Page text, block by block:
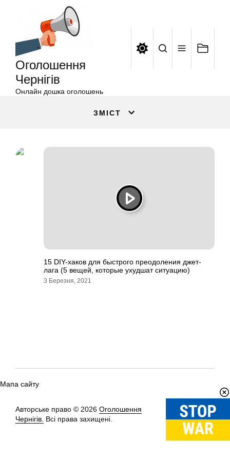
Оголошення
Чернігів
Онлайн дошка оголошень
ЗМІСТ
15 DIY-хаков для быстрого преодоления джет-
лага (5 вещей, которые ухудшат ситуацию)
3 Березня, 2021
Мапа сайту
Авторське право © 2026 Оголошення
Чернігів. Всі права захищені.
Вгору↑